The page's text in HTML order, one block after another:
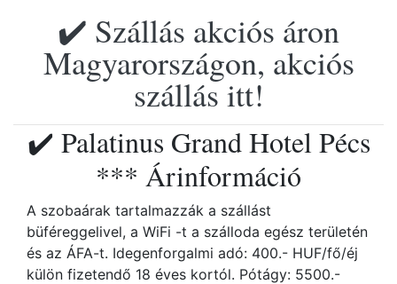
✔️ Szállás akciós áron
Magyarországon, akciós
szállás itt!
✔️ Palatinus Grand Hotel Pécs
*** Árinformáció
A szobaárak tartalmazzák a szállást
büféreggelivel, a WiFi -t a szálloda egész területén
és az ÁFA-t. Idegenforgalmi adó: 400.- HUF/fő/éj
külön fizetendő 18 éves kortól. Pótágy: 5500.-